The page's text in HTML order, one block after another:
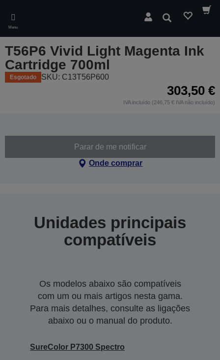
main
content
Menu
Pesquisar
T56P6 Vivid Light Magenta Ink
Cartridge 700ml
Esgotado SKU: C13T56P600
303,50 €
IVA incluído (246,75 € IVA não incluído)
Parar de me notificar
Onde comprar
Unidades principais
compatíveis
Os modelos abaixo são compatíveis
com um ou mais artigos nesta gama.
Para mais detalhes, consulte as ligações
abaixo ou o manual do produto.
SureColor P7300 Spectro